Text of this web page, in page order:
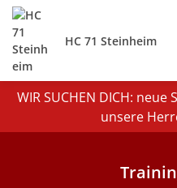
HC 71 Steinheim
WIR SUCHEN DICH:
unsere